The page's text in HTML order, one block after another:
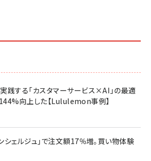
践する「カスタマーサービス×AI」の最適
向上した【Lululemon事例】
シェルジュ」で注文額17％増。買い物体験